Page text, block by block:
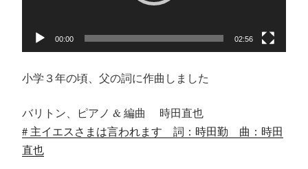
00:00 02:56
小学３年の頃、父の詞に作曲しました
バリトン、ピアノ & 編曲 時田直也
# 主イエスさまは言われます 詞：時田勤 曲：時田
直也